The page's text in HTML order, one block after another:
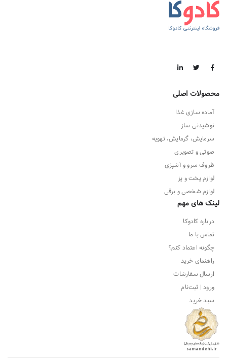
محصولات اصلی
آماده سازی غذا
نوشیدنی ساز
سرمایش، گرمایش، تهویه
صوتی و تصویری
ظروف سرو و آشپزی
لوازم پخت و پز
لوازم شخصی و برقی
لینک های مهم
درباره کادوکا
تماس با ما
چگونه اعتماد کنم؟
راهنمای خرید
ارسال سفارشات
ورود | ثبت‌نام
سبد خرید